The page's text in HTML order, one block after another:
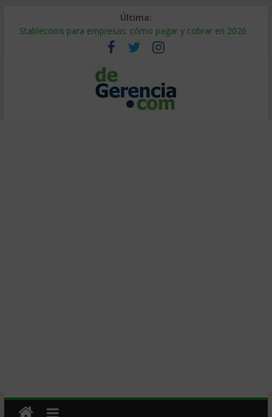
Última:
Stablecoins para empresas: cómo pagar y cobrar en 2026
Despido silencioso: qué es y por qué sale tan caro
IA en selección de personal: cómo auditarla a tiempo
Trabajo forzoso en la cadena de suministro: qué hacer
Mercado hispano de EE. UU.: cómo segmentarlo y venderle